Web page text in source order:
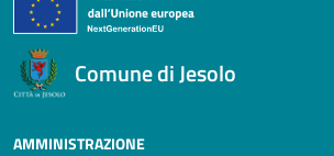
Comune di Jesolo
AMMINISTRAZIONE